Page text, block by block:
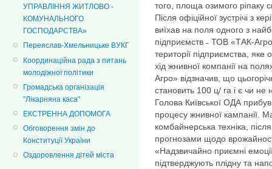
УПРАВЛІННЯ ЖИТЛОВО -
КОМУНАЛЬНОГО
ГОСПОДАРСТВА»
Переяслав-Хмельницьке ВУКГ
Координаційна рада з питань
молодіжної політики
Громадська організація
"Лікарняна каса"
ЕКСТРЕННА ДОПОМОГА
Обговорення змін до
Конституції України
Оздоровлення дітей міста
того, площа озимого ріпаку
Після офіційної зустрічі з
виїхав на поля одного з
підприємств ˗ ТОВ «ТАК-
території підприємства,
хід жнивної компанії на
Агро» відзначив, що
становить 100 ц/ га і є чи
Голова Київської ОДА
процесу жнивної кампанії.
комбайнерська техніка,
прогнозами щодо
«Надзвичайно приємні
підтверджують плідну та